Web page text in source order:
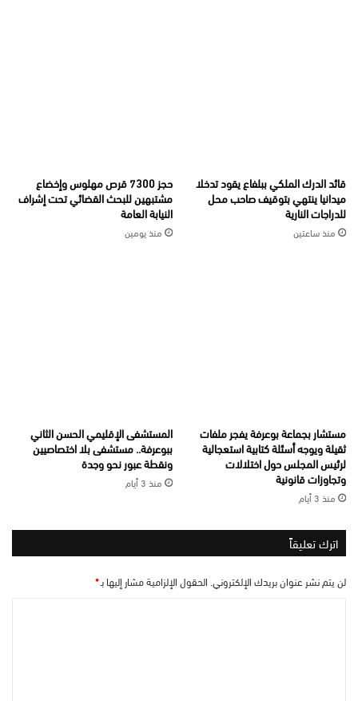
قائد الدرك الملكي ببلفاع يقود تدخلا
ميدانيا ينتهي بتوقيف صاحب محل
للدراجات النارية
منذ ساعتين
حجز 7300 قرص مهلوس وإخضاع
مشتبهين للبحث القضائي تحت إشراف
النيابة العامة
منذ يومين
مستشار بجماعة بوعرفة يفجر ملفات
ثقيلة ويوجه أسئلة كتابية استعجالية
لرئيس المجلس حول اختلالات
وتجاوزات قانونية
منذ 3 أيام
المستشفى الإقليمي الحسن الثاني
ببوعرفة.. مستشفى بلا اختصاصيين
ونقطة عبور نحو وجدة
منذ 3 أيام
اترك تعليقاً
لن يتم نشر عنوان بريدك الإلكتروني. الحقول الإلزامية مشار إليها بـ*